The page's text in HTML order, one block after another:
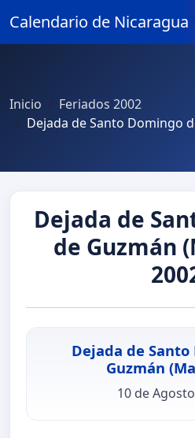
Calendario de Nicaragua
Inicio
Feriados 2002
Dejada de Santo Domingo
Dejada de
de Guzmán
Dejada de
Guzmán
10 de